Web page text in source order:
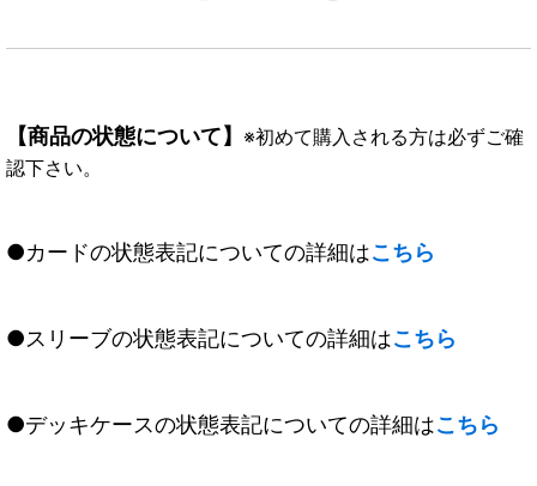
【商品の状態について】 ※初めて購入される方は必ずご確
認下さい。
●カードの状態表記についての詳細はこちら
●スリーブの状態表記についての詳細はこちら
●デッキケースの状態表記についての詳細はこちら